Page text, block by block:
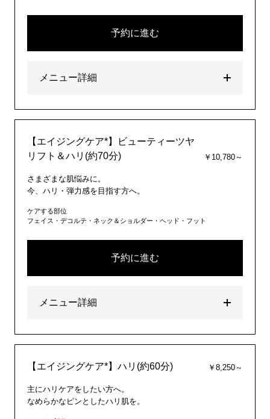
予約に進む
メニュー詳細
【エイジングケア*】ビューティーツヤ
リフト＆ハリ(約70分)
￥10,780～
さまざまな肌悩みに。
今、ハリ・弾力感を目指す方へ。
ケアする部位
フェイス・デコルテ・ネック＆ショルダー・ヘッド・フット
予約に進む
メニュー詳細
【エイジングケア*】ハリ(約60分) ￥8,250～
主にハリケアをしたい方へ。
なめらかなピンとしたハリ肌を。